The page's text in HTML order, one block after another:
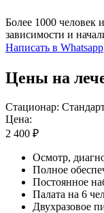
Более 1000 человек
зависимости и
Написать в Whatsapp
Цены на
Стационар:
Цена:
2 400 ₽
Осмотр,
Полное
Постоянное
Палата на 6
Двухразовое